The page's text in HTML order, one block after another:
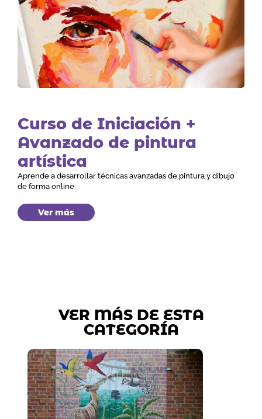
Curso de Iniciación +
Avanzado de pintura
artística
Aprende a desarrollar técnicas avanzadas de pintura y dibujo
de forma online
Ver más
VER MÁS DE ESTA
CATEGORÍA